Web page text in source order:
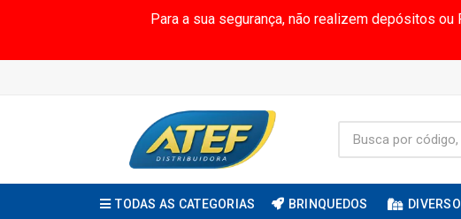
Para a sua segurança, não realizem depósitos
TODAS AS CATEGORIAS BRINQUEDOS